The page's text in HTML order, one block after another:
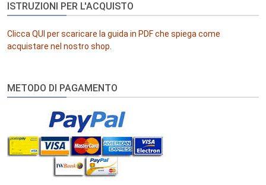
ISTRUZIONI PER L'ACQUISTO
CliccaQUI per scaricare la guida in PDF che spiega come
acquistare nel nostro shop.
METODO DI PAGAMENTO